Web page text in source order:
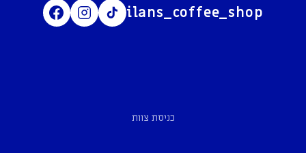
ilans_coffee_shop
כניסת צוות